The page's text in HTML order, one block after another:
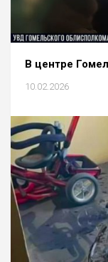
В центре
10.02.2026